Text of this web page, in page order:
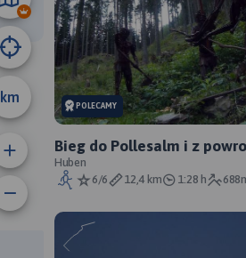
km
6 km
POLECAMY
Bieg do Pollesalm i z
Huben
6/6
12,4 km 1:28 h